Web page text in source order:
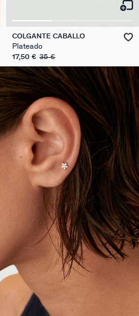
COLGANTE CABALLO
Plateado
17,50 € 35 €